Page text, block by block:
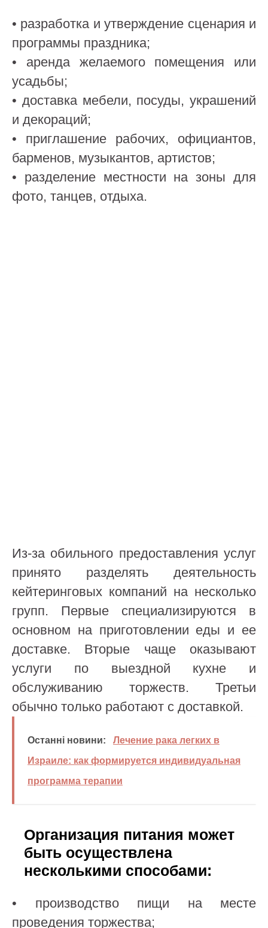
• разработка и утверждение сценария и
программы праздника;
• аренда желаемого помещения или
усадьбы;
• доставка мебели, посуды, украшений
и декораций;
• приглашение рабочих, официантов,
барменов, музыкантов, артистов;
• разделение местности на зоны для
фото, танцев, отдыха.
Из-за обильного предоставления услуг
принято разделять деятельность
кейтеринговых компаний на несколько
групп. Первые специализируются в
основном на приготовлении еды и ее
доставке. Вторые чаще оказывают
услуги по выездной кухне и
обслуживанию торжеств. Третьи
обычно только работают с доставкой.
Останні новини:
Лечение рака легких в
Израиле: как формируется индивидуальная
программа терапии
Организация питания может
быть осуществлена
несколькими способами:
• производство пищи на месте
проведения торжества;